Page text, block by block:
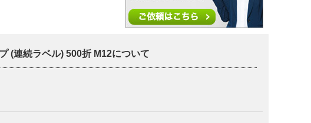
(連続ラベル) 500折 M12について